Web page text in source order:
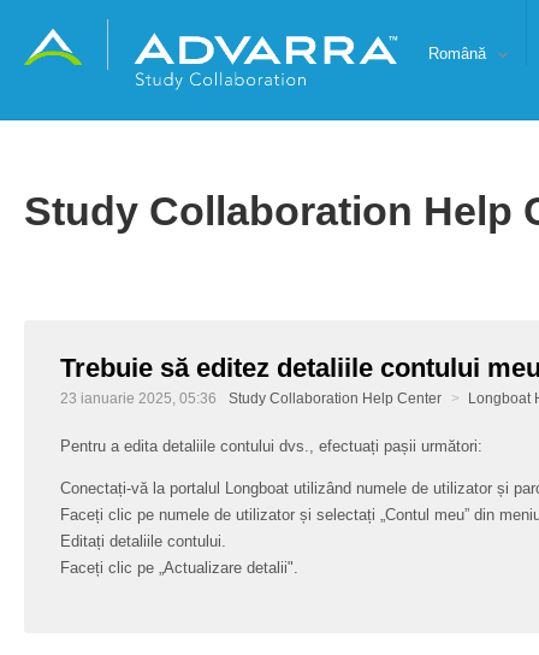
Română
Study Collaboration Help
Trebuie să editez detaliile contului
23 ianuarie 2025, 05:36 Study Collaboration Help Center Longboat
Pentru a edita detaliile contului dvs., efectuați pașii următori:
Conectați-vă la portalul Longboat utilizând numele de utilizator și
Faceți clic pe numele de utilizator și selectați „Contul meu” din
Editați detaliile contului.
Faceți clic pe „Actualizare detalii".